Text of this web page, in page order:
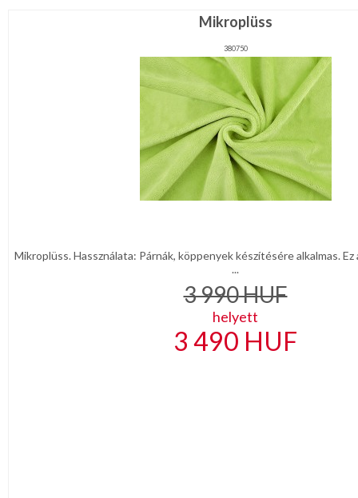
Mikroplüss
380750
Mikroplüss. Hassználata: Párnák, köppenyek készítésére alkalmas. Ez
...
3 990HUF
helyett
3 490 HUF